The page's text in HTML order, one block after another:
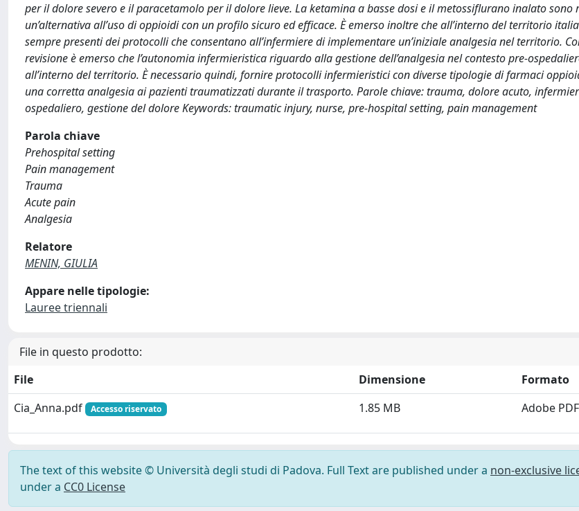
per il dolore severo e il paracetamolo per il dolore lieve. La ketamina a basse dosi e il metossiflurano inalato sono
un’alternativa all’uso di oppioidi con un profilo sicuro ed efficace. È emerso inoltre che all’interno del territorio
sempre presenti dei protocolli che consentano all’infermiere di implementare un’iniziale analgesia nel territorio.
revisione è emerso che l’autonomia infermieristica riguardo alla gestione dell’analgesia nel contesto pre-
all’interno del territorio. È necessario quindi, fornire protocolli infermieristici con diverse tipologie di farmaci
una corretta analgesia ai pazienti traumatizzati durante il trasporto. Parole chiave: trauma, dolore acuto,
ospedaliero, gestione del dolore Keywords: traumatic injury, nurse, pre-hospital setting, pain management
Parola chiave
Prehospital setting
Pain management
Trauma
Acute pain
Analgesia
Relatore
MENIN, GIULIA
Appare nelle tipologie:
Lauree triennali
File in questo prodotto:
File
Dimensione
Formato
Cia_Anna.pdf
Accesso riservato 1.85 MB Adobe PDF
The text of this website © Università degli studi di Padova. Full Text are published under a non-exclusive
under a CC0 License